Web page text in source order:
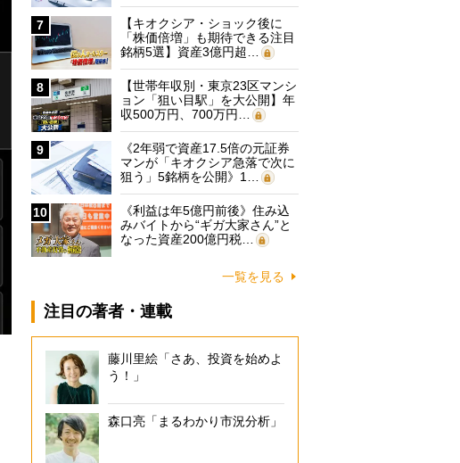
7
【キオクシア・ショック後に
「株価倍増」も期待できる注目
銘柄5選】資産3億円超…
8
【世帯年収別・東京23区マンシ
ョン「狙い目駅」を大公開】年
収500万円、700万円…
9
《2年弱で資産17.5倍の元証券
マンが「キオクシア急落で次に
狙う」5銘柄を公開》1…
10
《利益は年5億円前後》住み込
みバイトから“ギガ大家さん”と
なった資産200億円税…
一覧を見る
注目の著者・連載
藤川里絵「さあ、投資を始めよ
う！」
森口亮「まるわかり市況分析」